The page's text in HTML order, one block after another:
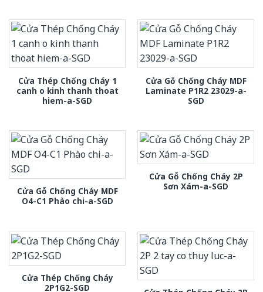
Cửa Thép Chống Cháy 1
canh o kinh thanh thoat
hiem-a-SGD
Cửa Gỗ Chống Cháy MDF
Laminate P1R2 23029-a-
SGD
Cửa Gỗ Chống Cháy MDF
O4-C1 Phào chi-a-SGD
Cửa Gỗ Chống Cháy 2P
Sơn Xám-a-SGD
Cửa Thép Chống Cháy
2P1G2-SGD